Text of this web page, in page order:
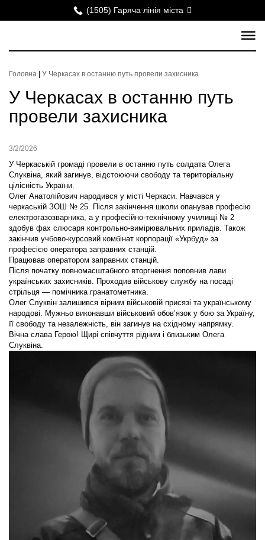
(1505) Гаряча лінія міста
Головна У Черкасах в останню путь провели захисника
У Черкасах в останню путь
провели захисника
3/2/2026
У Черкаській громаді провели в останню путь солдата Олега
Слуквіна, який загинув, відстоюючи свободу та територіальну
цілісність України.
Олег Анатолійович народився у місті Черкаси. Навчався у
черкаській ЗОШ № 25. Після закінчення школи опанував професію
електрогазозварника, а у професійно-технічному училищі № 2
здобув фах слюсаря контрольно-вимірювальних приладів. Також
закінчив учбово-курсовий комбінат корпорації «Укрбуд» за
професією оператора заправних станцій.
Працював оператором заправних станцій.
Після початку повномасштабного вторгнення поповнив лави
українських захисників. Проходив військову службу на посаді
стрільця — помічника гранатометника.
Олег Слуквін залишився вірним військовій присязі та українському
народові. Мужньо виконавши військовий обов’язок у бою за Україну,
її свободу та незалежність, він загинув на східному напрямку.
Вічна слава Герою! Щирі співчуття рідним і близьким Олега
Слуквіна.